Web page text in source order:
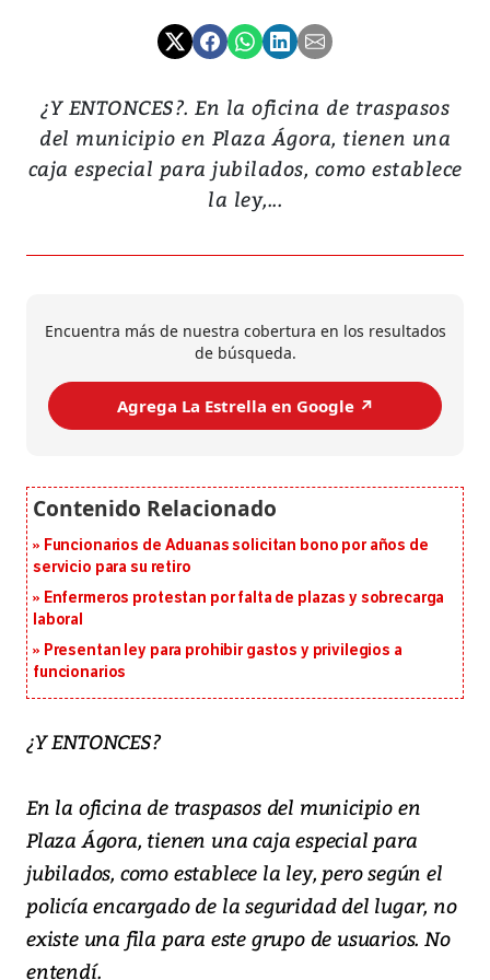
¿Y ENTONCES?. En la oficina de traspasos
del municipio en Plaza Ágora, tienen una
caja especial para jubilados, como establece
la ley,...
Encuentra más de nuestra cobertura en los resultados
de búsqueda.
Agrega La Estrella en Google ↗️
Funcionarios de Aduanas solicitan bono por años de
servicio para su retiro
Enfermeros protestan por falta de plazas y sobrecarga
laboral
Presentan ley para prohibir gastos y privilegios a
funcionarios
¿Y ENTONCES?
En la oficina de traspasos del municipio en
Plaza Ágora, tienen una caja especial para
jubilados, como establece la ley, pero según el
policía encargado de la seguridad del lugar, no
existe una fila para este grupo de usuarios. No
entendí.